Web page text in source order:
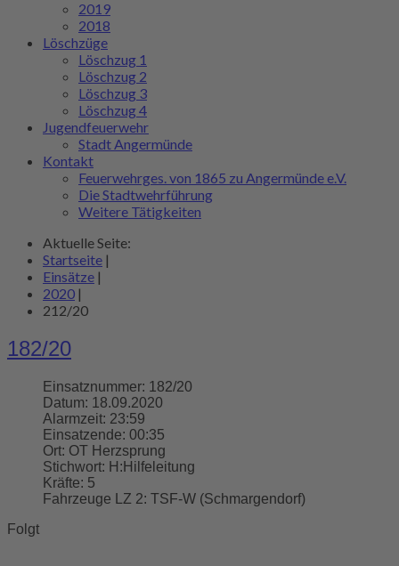
2019
2018
Löschzüge
Löschzug 1
Löschzug 2
Löschzug 3
Löschzug 4
Jugendfeuerwehr
Stadt Angermünde
Kontakt
Feuerwehrges. von 1865 zu Angermünde e.V.
Die Stadtwehrführung
Weitere Tätigkeiten
Aktuelle Seite:
Startseite |
Einsätze |
2020 |
212/20
182/20
Einsatznummer: 182/20
Datum: 18.09.2020
Alarmzeit: 23:59
Einsatzende: 00:35
Ort: OT Herzsprung
Stichwort: H:Hilfeleitung
Kräfte: 5
Fahrzeuge LZ 2: TSF-W (Schmargendorf)
Folgt